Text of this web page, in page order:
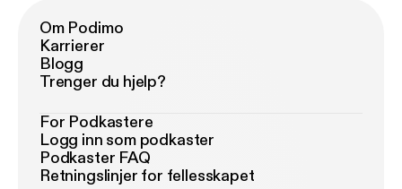
Om Podimo
Karrierer
Blogg
Trenger du hjelp?
For Podkastere
Logg inn som podkaster
Podkaster FAQ
Retningslinjer for fellesskapet